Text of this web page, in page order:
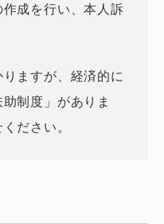
成を行い、本人訴
ますが、経済的に
制度」がありま
ださい。